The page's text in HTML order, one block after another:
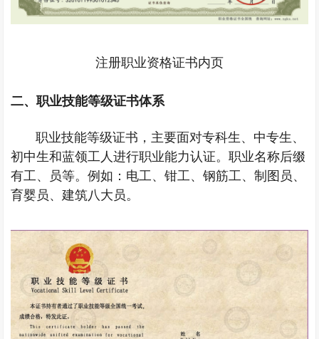
注册职业资格证书内页
二、职业技能等级证书体系
职业技能等级证书，主要面对专科生、中专生、
初中生和蓝领工人进行职业能力认证。职业名称后缀
有工、员等。例如：电工、钳工、钢筋工、制图员、
育婴员、建筑八大员。